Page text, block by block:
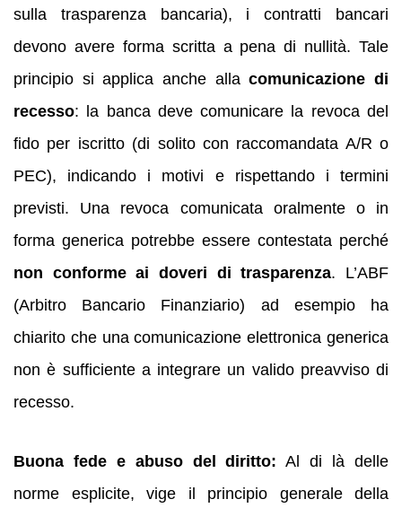
sulla trasparenza bancaria), i contratti bancari
devono avere forma scritta a pena di nullità. Tale
principio si applica anche allacomunicazione di
recesso: la banca deve comunicare la revoca del
fido per iscritto (di solito con raccomandata A/R o
PEC), indicando i motivi e rispettando i termini
previsti. Una revoca comunicata oralmente o in
forma generica potrebbe essere contestata perché
non conforme ai doveri di trasparenza. L’ABF
(Arbitro Bancario Finanziario) ad esempio ha
chiarito che una comunicazione elettronica generica
non è sufficiente a integrare un valido preavviso di
recesso.
Buona fede e abuso del diritto: Al di là delle
norme esplicite, vige il principio generale della